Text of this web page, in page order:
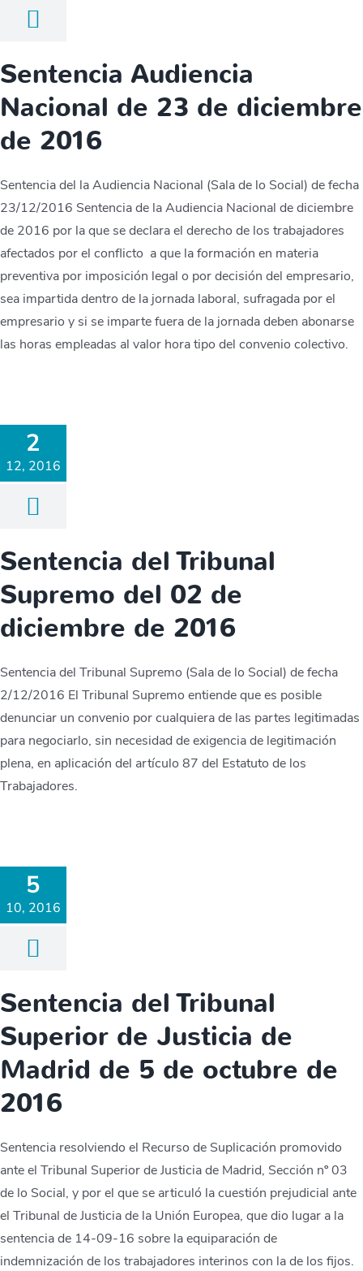
Sentencia Audiencia
Nacional de 23 de diciembre
de 2016
Sentencia del la Audiencia Nacional (Sala de lo Social) de fecha
23/12/2016 Sentencia de la Audiencia Nacional de diciembre
de 2016 por la que se declara el derecho de los trabajadores
afectados por el conflicto a que la formación en materia
preventiva por imposición legal o por decisión del empresario,
sea impartida dentro de la jornada laboral, sufragada por el
empresario y si se imparte fuera de la jornada deben abonarse
las horas empleadas al valor hora tipo del convenio colectivo.
2
12, 2016
Sentencia del Tribunal
Supremo del 02 de
diciembre de 2016
Sentencia del Tribunal Supremo (Sala de lo Social) de fecha
2/12/2016 El Tribunal Supremo entiende que es posible
denunciar un convenio por cualquiera de las partes legitimadas
para negociarlo, sin necesidad de exigencia de legitimación
plena, en aplicación del artículo 87 del Estatuto de los
Trabajadores.
5
10, 2016
Sentencia del Tribunal
Superior de Justicia de
Madrid de 5 de octubre de
2016
Sentencia resolviendo el Recurso de Suplicación promovido
ante el Tribunal Superior de Justicia de Madrid, Sección nº 03
de lo Social, y por el que se articuló la cuestión prejudicial ante
el Tribunal de Justicia de la Unión Europea, que dio lugar a la
sentencia de 14-09-16 sobre la equiparación de
indemnización de los trabajadores interinos con la de los fijos.